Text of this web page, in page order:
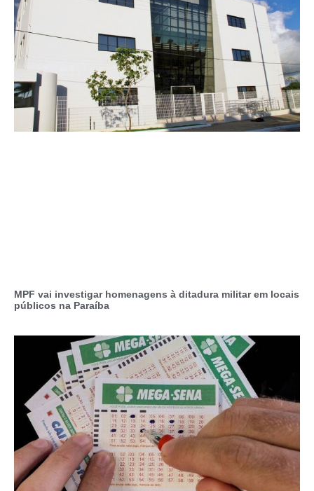
MPF vai investigar homenagens à ditadura militar em locais
públicos na Paraíba